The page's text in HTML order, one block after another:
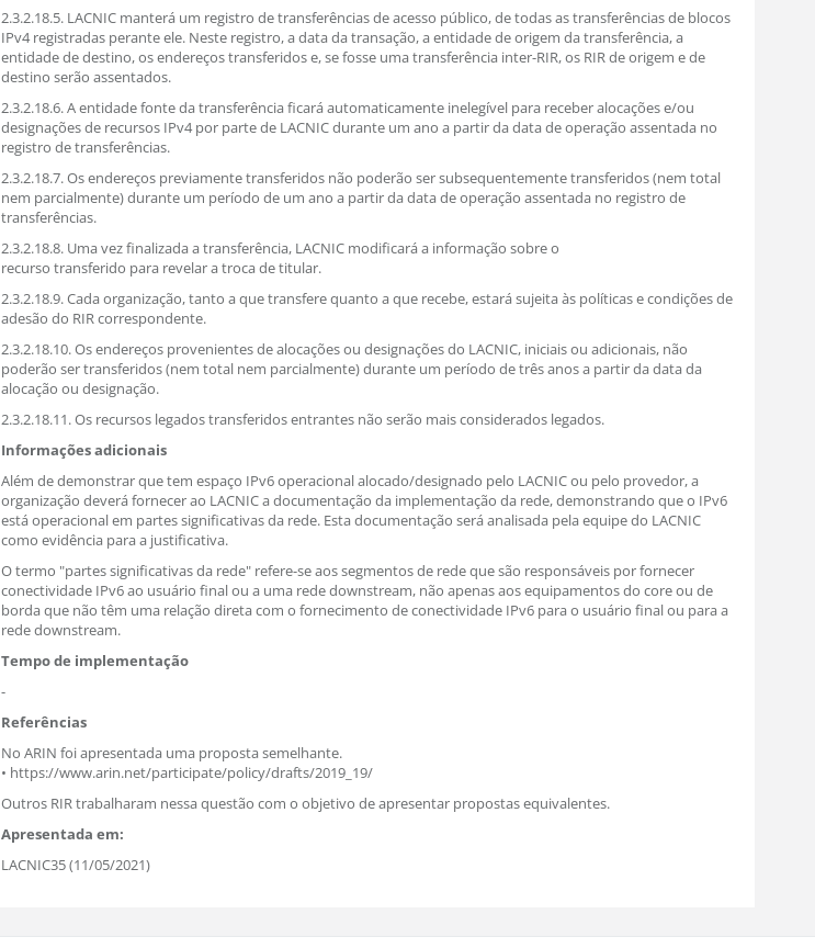
2.3.2.18.5. LACNIC manterá um registro de transferências de acesso público, de todas as transferências de blocos
IPv4 registradas perante ele. Neste registro, a data da transação, a entidade de origem da transferência, a
entidade de destino, os endereços transferidos e, se fosse uma transferência inter-RIR, os RIR de origem e de
destino serão assentados.
2.3.2.18.6. A entidade fonte da transferência ficará automaticamente inelegível para receber alocações e/ou
designações de recursos IPv4 por parte de LACNIC durante um ano a partir da data de operação assentada no
registro de transferências.
2.3.2.18.7. Os endereços previamente transferidos não poderão ser subsequentemente transferidos (nem total
nem parcialmente) durante um período de um ano a partir da data de operação assentada no registro de
transferências.
2.3.2.18.8. Uma vez finalizada a transferência, LACNIC modificará a informação sobre o
recurso transferido para revelar a troca de titular.
2.3.2.18.9. Cada organização, tanto a que transfere quanto a que recebe, estará sujeita às políticas e condições de
adesão do RIR correspondente.
2.3.2.18.10. Os endereços provenientes de alocações ou designações do LACNIC, iniciais ou adicionais, não
poderão ser transferidos (nem total nem parcialmente) durante um período de três anos a partir da data da
alocação ou designação.
2.3.2.18.11. Os recursos legados transferidos entrantes não serão mais considerados legados.
Informações adicionais
Além de demonstrar que tem espaço IPv6 operacional alocado/designado pelo LACNIC ou pelo provedor, a
organização deverá fornecer ao LACNIC a documentação da implementação da rede, demonstrando que o IPv6
está operacional em partes significativas da rede. Esta documentação será analisada pela equipe do LACNIC
como evidência para a justificativa.
O termo "partes significativas da rede" refere-se aos segmentos de rede que são responsáveis por fornecer
conectividade IPv6 ao usuário final ou a uma rede downstream, não apenas aos equipamentos do core ou de
borda que não têm uma relação direta com o fornecimento de conectividade IPv6 para o usuário final ou para a
rede downstream.
Tempo de implementação
-
Referências
No ARIN foi apresentada uma proposta semelhante.
• https://www.arin.net/participate/policy/drafts/2019_19/
Outros RIR trabalharam nessa questão com o objetivo de apresentar propostas equivalentes.
Apresentada em:
LACNIC35 (11/05/2021)